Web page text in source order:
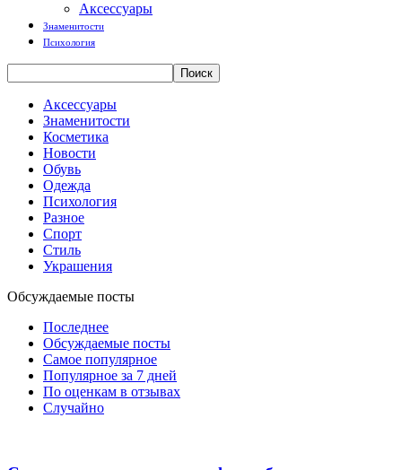
Аксессуары
Знаменитости
Психология
Аксессуары
Знаменитости
Косметика
Новости
Обувь
Одежда
Психология
Разное
Спорт
Стиль
Украшения
Обсуждаемые посты
Последнее
Обсуждаемые посты
Самое популярное
Популярное за 7 дней
По оценкам в отзывах
Случайно